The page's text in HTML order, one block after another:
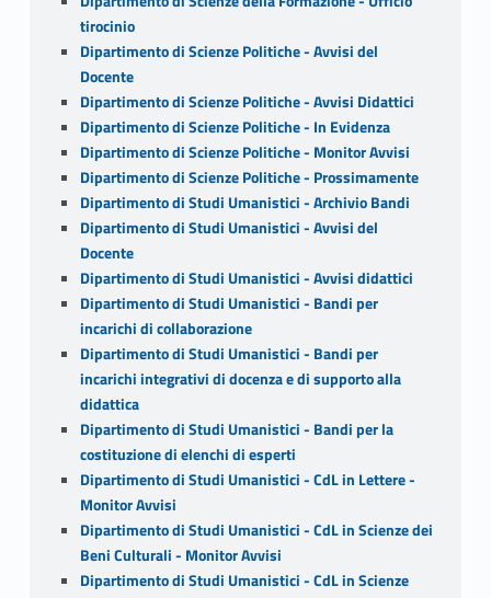
tirocinio
Dipartimento di Scienze Politiche - Avvisi del
Docente
Dipartimento di Scienze Politiche - Avvisi Didattici
Dipartimento di Scienze Politiche - In Evidenza
Dipartimento di Scienze Politiche - Monitor Avvisi
Dipartimento di Scienze Politiche - Prossimamente
Dipartimento di Studi Umanistici - Archivio Bandi
Dipartimento di Studi Umanistici - Avvisi del
Docente
Dipartimento di Studi Umanistici - Avvisi didattici
Dipartimento di Studi Umanistici - Bandi per
incarichi di collaborazione
Dipartimento di Studi Umanistici - Bandi per
incarichi integrativi di docenza e di supporto alla
didattica
Dipartimento di Studi Umanistici - Bandi per la
costituzione di elenchi di esperti
Dipartimento di Studi Umanistici - CdL in Lettere -
Monitor Avvisi
Dipartimento di Studi Umanistici - CdL in Scienze dei
Beni Culturali - Monitor Avvisi
Dipartimento di Studi Umanistici - CdL in Scienze